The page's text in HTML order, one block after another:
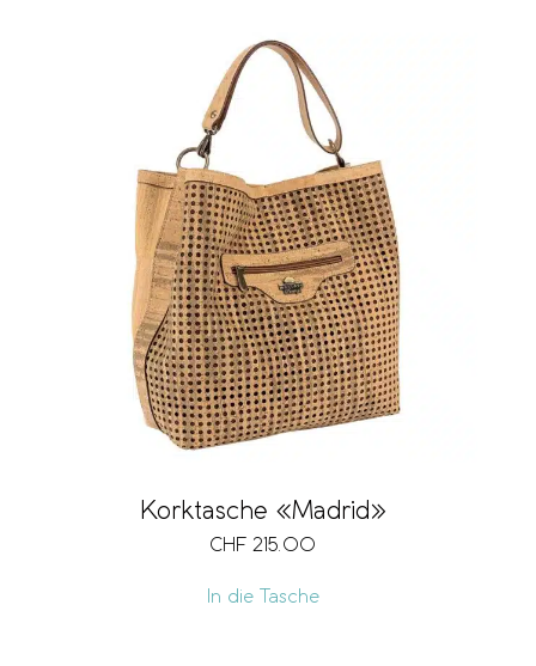
Korktasche «Madrid»
CHF 215.00
In die Tasche